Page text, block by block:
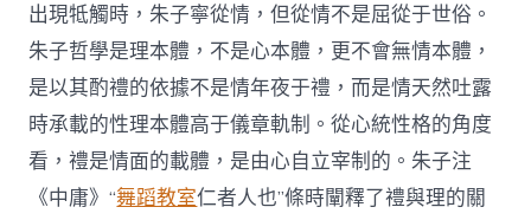
出現牴觸時，朱子寧從情，但從情不是屈從于世俗。
朱子哲學是理本體，不是心本體，更不會無情本體，
是以其酌禮的依據不是情年夜于禮，而是情天然吐露
時承載的性理本體高于儀章軌制。從心統性格的角度
看，禮是情面的載體，是由心自立宰制的。朱子注
《中庸》“舞蹈教室仁者人也”條時闡釋了禮與理的關